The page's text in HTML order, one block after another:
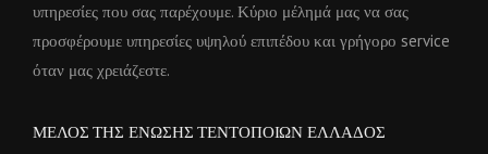
υπηρεσίες που σας παρέχουμε. Κύριο μέλημά μας να σας
προσφέρουμε υπηρεσίες υψηλού επιπέδου και γρήγορο service
όταν μας χρειάζεστε.
ΜΕΛΟΣ ΤΗΣ ΕΝΩΣΗΣ ΤΕΝΤΟΠΟΙΩΝ ΕΛΛΑΔΟΣ